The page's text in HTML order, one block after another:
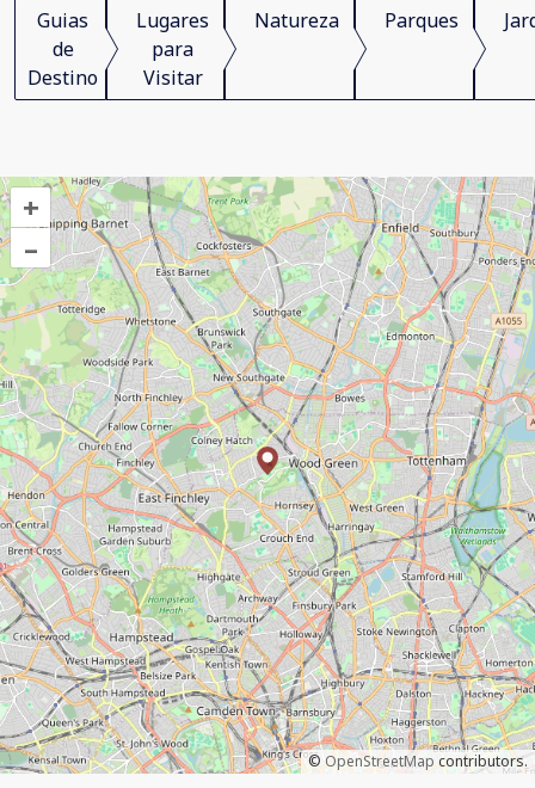
Guias
de
Destino
Lugares
para
Visitar
Natureza Parques
+
–
©OpenStreetMap contributors.